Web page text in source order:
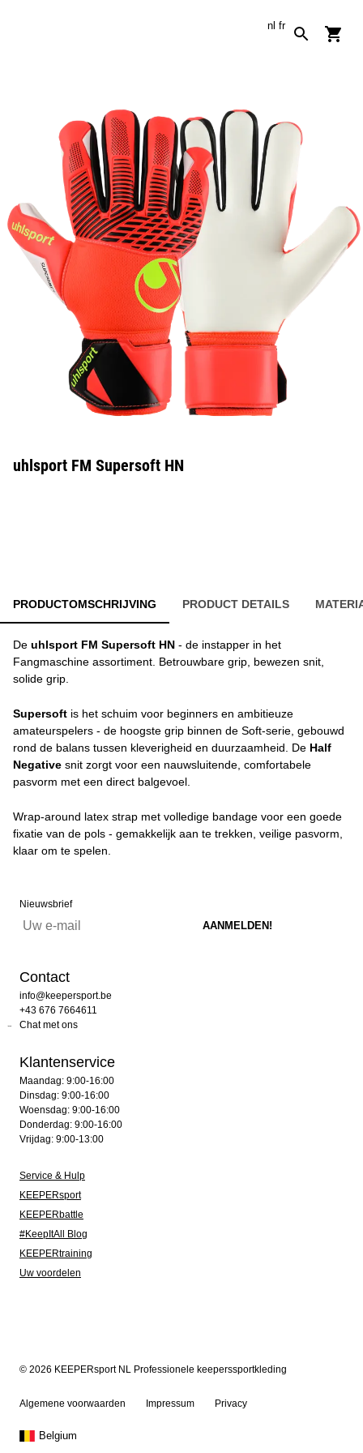
nl fr
uhlsport FM Supersoft HN
PRODUCTOMSCHRIJVING PRODUCT DETAILS
De uhlsport FM Supersoft HN - de instapper in het
Fangmaschine assortiment. Betrouwbare grip, bewezen snit,
solide grip.
Supersoft is het schuim voor beginners en ambitieuze
amateurspelers - de hoogste grip binnen de Soft-serie, gebouwd
rond de balans tussen kleverigheid en duurzaamheid. De Half
Negative snit zorgt voor een nauwsluitende, comfortabele
pasvorm met een direct balgevoel.
Wrap-around latex strap met volledige bandage voor een goede
fixatie van de pols - gemakkelijk aan te trekken, veilige pasvorm,
klaar om te spelen.
Nieuwsbrief
Contact
info@keepersport.be
+43 676 7664611
Chat met ons
Klantenservice
Maandag: 9:00-16:00
Dinsdag: 9:00-16:00
Woensdag: 9:00-16:00
Donderdag: 9:00-16:00
Vrijdag: 9:00-13:00
Service & Hulp
KEEPERsport
KEEPERbattle
#KeepItAll Blog
KEEPERtraining
Uw voordelen
© 2026 KEEPERsport NL Professionele keeperssportkleding
Algemene voorwaarden Impressum Privacy
Belgium